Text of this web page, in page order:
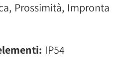
Prossimità, Impronta
IP54